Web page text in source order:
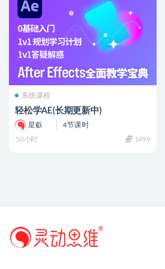
系统课程
轻松学AE(长期更新中)
星叡
4节课时
50小时
1499